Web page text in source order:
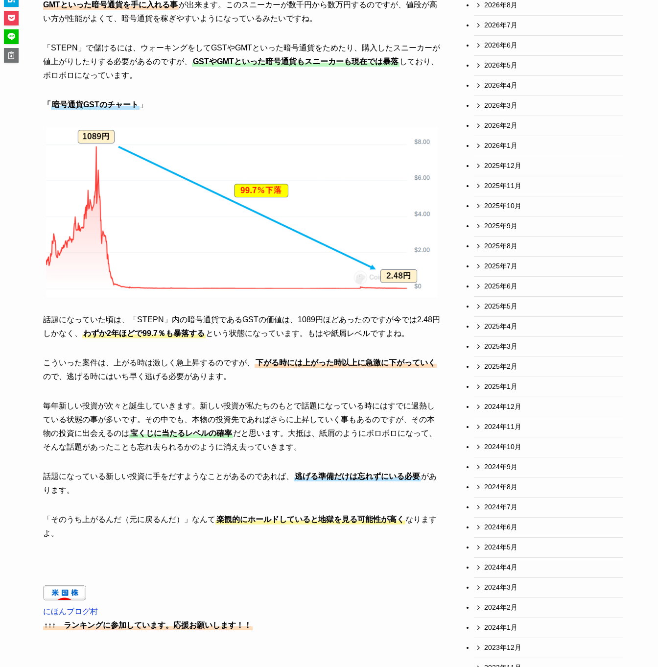
GMTといった暗号通貨を手に入れる事が出来ます。このスニーカーが数千円から数万円するのですが、値段が高
い方が性能がよくて、暗号通貨を稼ぎやすいようになっているみたいですね。
「STEPN」で儲けるには、ウォーキングをしてGSTやGMTといった暗号通貨をためたり、購入したスニーカーが
値上がりしたりする必要があるのですが、
GSTやGMTといった暗号通貨もスニーカーも現在では暴落 しており、
ボロボロになっています。
「 暗号通貨GSTのチャート 」
話題になっていた頃は、「STEPN」内の暗号通貨であるGSTの価値は、1089円ほどあったのですが今では2.48円
しかなく、
わずか2年ほどで99.7％も暴落する という状態になっています。もはや紙屑レベルですよね。
こういった案件は、上がる時は激しく急上昇するのですが、
下がる時には上がった時以上に急激に下がっていく
ので、逃げる時にはいち早く逃げる必要があります。
毎年新しい投資が次々と誕生していきます。新しい投資が私たちのもとで話題になっている時にはすでに過熱し
ている状態の事が多いです。その中でも、本物の投資先であればさらに上昇していく事もあるのですが、その本
物の投資に出会えるのは宝くじに当たるレベルの確率だと思います。大抵は、紙屑のようにボロボロになって、
そんな話題があったことも忘れ去られるかのように消え去っていきます。
話題になっている新しい投資に手をだすようなことがあるのであれば、 逃げる準備だけは忘れずにいる必要があ
ります。
「そのうち上がるんだ（元に戻るんだ）」なんて 楽観的にホールドしていると地獄を見る可能性が高くなります
よ。
にほんブログ村
↑↑↑ ランキングに参加しています。応援お願いします！！
2026年8月
2026年7月
2026年6月
2026年5月
2026年4月
2026年3月
2026年2月
2026年1月
2025年12月
2025年11月
2025年10月
2025年9月
2025年8月
2025年7月
2025年6月
2025年5月
2025年4月
2025年3月
2025年2月
2025年1月
2024年12月
2024年11月
2024年10月
2024年9月
2024年8月
2024年7月
2024年6月
2024年5月
2024年4月
2024年3月
2024年2月
2024年1月
2023年12月